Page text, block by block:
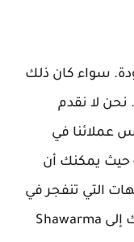
سواء كان ذلك
نحن لا نقدم
عملائنا في
حيث يمكنك أن
التي تنفجر في
فمك ، وبالتالي تجعل ذوقك يجلب لك إلى Shawarma